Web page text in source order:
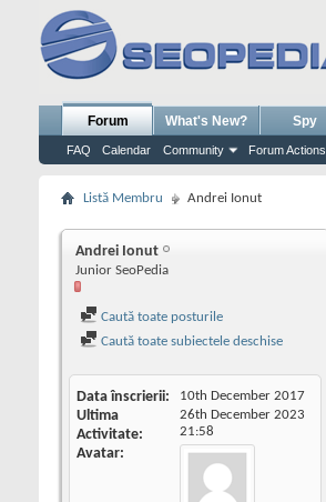
Forum
FAQ Calendar Community Forum Actions
What's New? Spy
Listă Membru Andrei Ionut
Andrei Ionut
Junior SeoPedia
Caută toate posturile
Caută toate subiectele deschise
Data înscrierii 10th December 2017
Ultima
Activitate
26th December 2023
21:58
Avatar